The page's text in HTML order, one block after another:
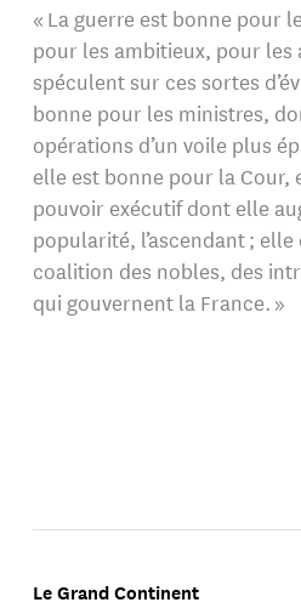
« La guerre est bonne pour
pour les ambitieux, pour les
spéculent sur ces sortes
bonne pour les ministres,
opérations d’un voile plus
elle est bonne pour la Cour,
pouvoir exécutif dont elle
popularité, l’ascendant ;
coalition des nobles, des
qui gouvernent la France. »
Le Grand Continent